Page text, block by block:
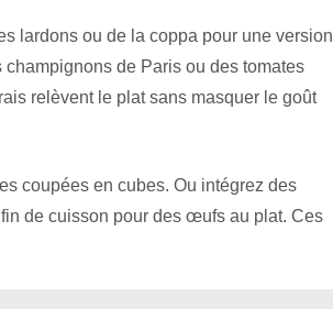
lardons ou de la coppa pour une version
de Paris ou des tomates
relèvent le plat sans masquer le goût
coupées en cubes. Ou intégrez des
de cuisson pour des œufs au plat. Ces